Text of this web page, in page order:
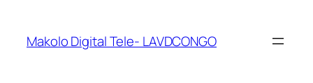
Makolo Digital Tele- LAVDCONGO